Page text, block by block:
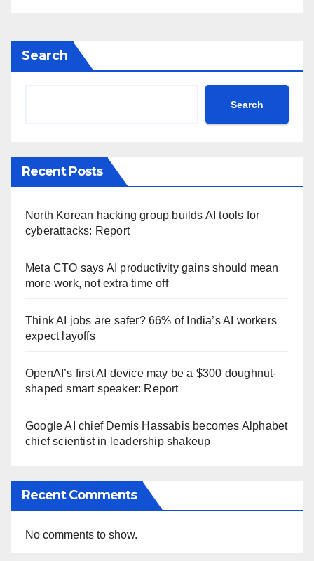
Search
Search
Recent Posts
North Korean hacking group builds AI tools for
cyberattacks: Report
Meta CTO says AI productivity gains should mean
more work, not extra time off
Think AI jobs are safer? 66% of India’s AI workers
expect layoffs
OpenAI’s first AI device may be a $300 doughnut-
shaped smart speaker: Report
Google AI chief Demis Hassabis becomes Alphabet
chief scientist in leadership shakeup
Recent Comments
No comments to show.